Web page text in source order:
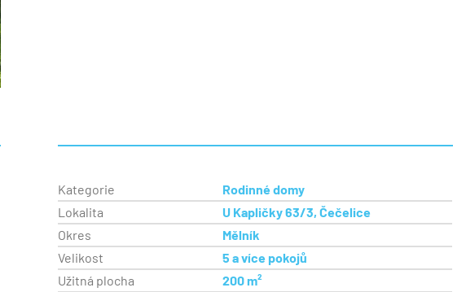
Kategorie
Rodinné domy
Lokalita
U Kapličky 63/3, Čečelice
Okres
Mělník
Velikost
5 a více pokojů
Užitná plocha
200 m²